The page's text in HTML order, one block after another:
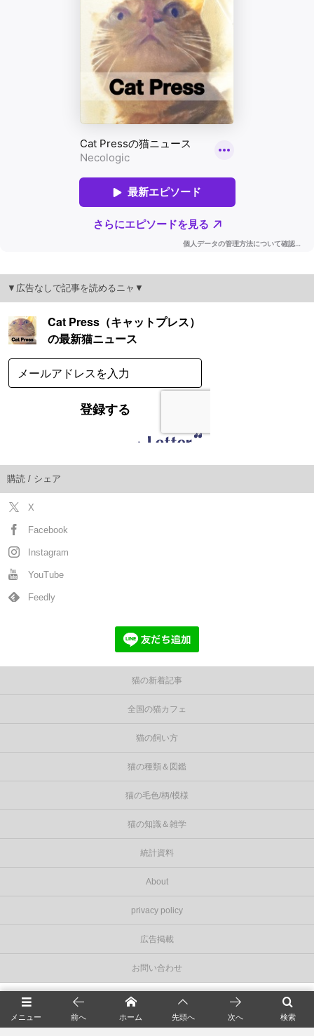
▼広告なしで記事を読めるニャ▼
購読 / シェア
X
Facebook
Instagram
YouTube
Feedly
猫の新着記事
全国の猫カフェ
猫の飼い方
猫の種類＆図鑑
猫の毛色/柄/模様
猫の知識＆雑学
統計資料
About
privacy policy
広告掲載
お問い合わせ
Cat Press（キャットプレス）
メニュー 検索
前へ ホーム 先頭へ 次へ